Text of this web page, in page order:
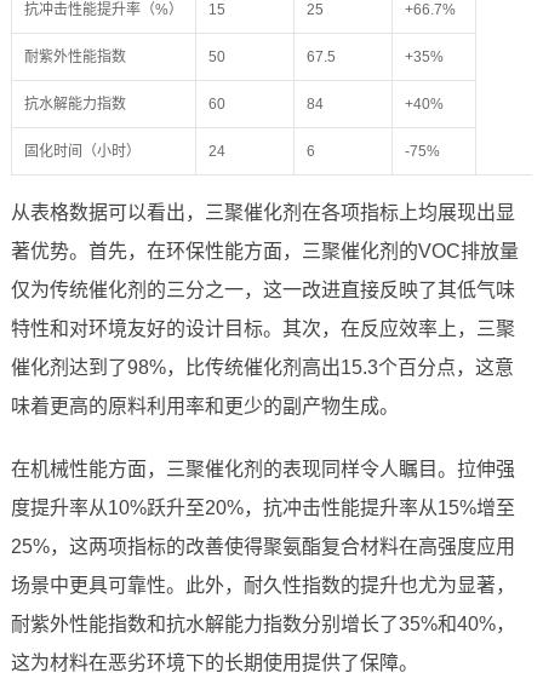
抗冲击性能提升率（%） 15 25 +66.7%
耐紫外性能指数 50 67.5 +35%
抗水解能力指数 60 84 +40%
固化时间（小时） 24 6 -75%
从表格数据可以看出，三聚催化剂在各项指标上均展现出显
著优势。首先，在环保性能方面，三聚催化剂的VOC排放量
仅为传统催化剂的三分之一，这一改进直接反映了其低气味
特性和对环境友好的设计目标。其次，在反应效率上，三聚
催化剂达到了98%，比传统催化剂高出15.3个百分点，这意
味着更高的原料利用率和更少的副产物生成。
在机械性能方面，三聚催化剂的表现同样令人瞩目。拉伸强
度提升率从10%跃升至20%，抗冲击性能提升率从15%增至
25%，这两项指标的改善使得聚氨酯复合材料在高强度应用
场景中更具可靠性。此外，耐久性指数的提升也尤为显著，
耐紫外性能指数和抗水解能力指数分别增长了35%和40%，
这为材料在恶劣环境下的长期使用提供了保障。